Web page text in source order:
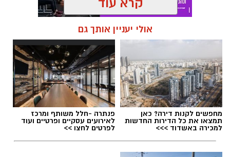
סרטים בקולנוע נס ציונה, סרטים בנס ציונה
המשכן לאומנויות
אולי יעניין אותך גם
מחפשים לקנות דירה? כאן
תמצאו את כל הדירות החדשות
למכירה באשדוד >>>
פנתרה -חלל משותף ומרכז
לאירועים עסקיים ופרטיים ועוד
לפרטים לחצו >>